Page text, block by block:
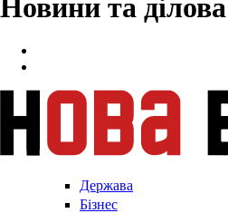
Новини та
Держава
Бізнес